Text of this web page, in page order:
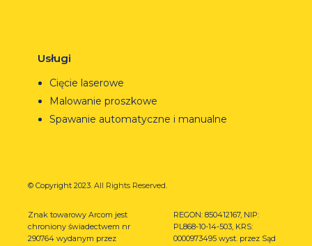
Usługi
Cięcie laserowe
Malowanie proszkowe
Spawanie automatyczne i manualne
© Copyright 2023. All Rights Reserved.
Znak towarowy Arcom jest
chroniony świadectwem nr
290764 wydanym przez
REGON: 850412167, NIP:
PL868-10-14-503, KRS:
0000973495 wyst. przez Sąd